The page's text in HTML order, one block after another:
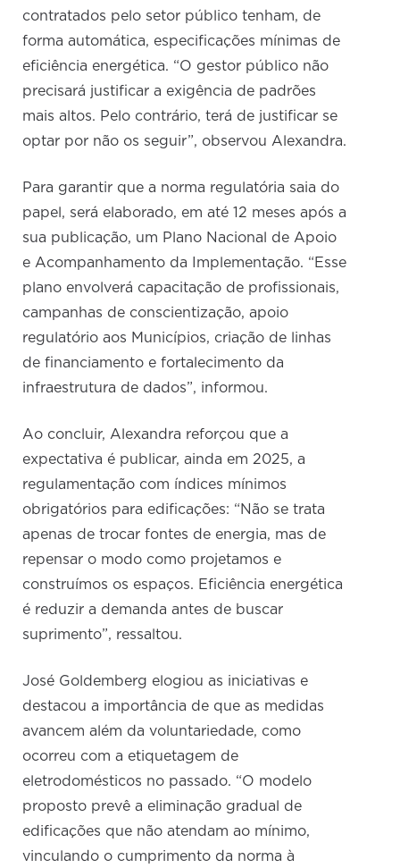
contratados pelo setor público tenham, de
forma automática, especificações mínimas de
eficiência energética. “O gestor público não
precisará justificar a exigência de padrões
mais altos. Pelo contrário, terá de justificar se
optar por não os seguir”, observou Alexandra.
Para garantir que a norma regulatória saia do
papel, será elaborado, em até 12 meses após a
sua publicação, um Plano Nacional de Apoio
e Acompanhamento da Implementação. “Esse
plano envolverá capacitação de profissionais,
campanhas de conscientização, apoio
regulatório aos Municípios, criação de linhas
de financiamento e fortalecimento da
infraestrutura de dados”, informou.
Ao concluir, Alexandra reforçou que a
expectativa é publicar, ainda em 2025, a
regulamentação com índices mínimos
obrigatórios para edificações: “Não se trata
apenas de trocar fontes de energia, mas de
repensar o modo como projetamos e
construímos os espaços. Eficiência energética
é reduzir a demanda antes de buscar
suprimento”, ressaltou.
José Goldemberg elogiou as iniciativas e
destacou a importância de que as medidas
avancem além da voluntariedade, como
ocorreu com a etiquetagem de
eletrodomésticos no passado. “O modelo
proposto prevê a eliminação gradual de
edificações que não atendam ao mínimo,
vinculando o cumprimento da norma à